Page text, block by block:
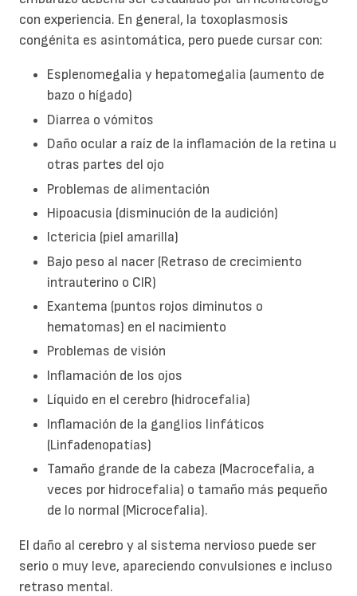
con experiencia. En general, la toxoplasmosis
congénita es asintomática, pero puede cursar con:
Esplenomegalia y hepatomegalia (aumento de
bazo o hígado)
Diarrea o vómitos
Daño ocular a raíz de la inflamación de la retina u
otras partes del ojo
Problemas de alimentación
Hipoacusia (disminución de la audición)
Ictericia (piel amarilla)
Bajo peso al nacer (Retraso de crecimiento
intrauterino o CIR)
Exantema (puntos rojos diminutos o
hematomas) en el nacimiento
Problemas de visión
Inflamación de los ojos
Líquido en el cerebro (hidrocefalia)
Inflamación de la ganglios linfáticos
(Linfadenopatías)
Tamaño grande de la cabeza (Macrocefalia, a
veces por hidrocefalia) o tamaño más pequeño
de lo normal (Microcefalia).
El daño al cerebro y al sistema nervioso puede ser
serio o muy leve, apareciendo convulsiones e incluso
retraso mental.